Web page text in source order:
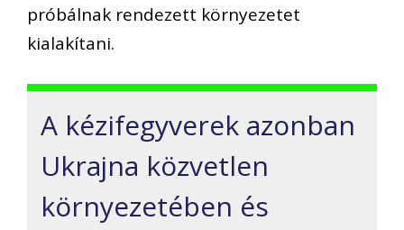
próbálnak rendezett környezetet
kialakítani.
A kézifegyverek azonban
Ukrajna közvetlen
környezetében és